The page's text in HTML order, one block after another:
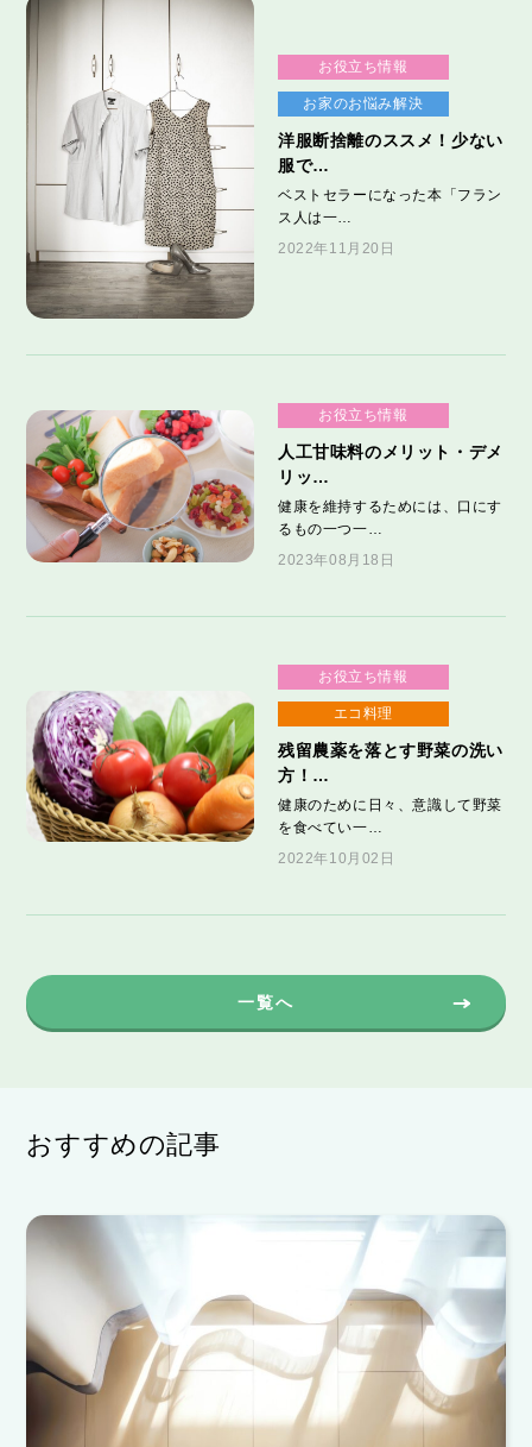
お役立ち情報
お家のお悩み解決
洋服断捨離のススメ！少ない
服で…
ベストセラーになった本「フラン
ス人は一…
2022年11月20日
お役立ち情報
人工甘味料のメリット・デメ
リッ…
健康を維持するためには、口にす
るもの一つ一…
2023年08月18日
お役立ち情報
エコ料理
残留農薬を落とす野菜の洗い
方！…
健康のために日々、意識して野菜
を食べてい一…
2022年10月02日
一覧へ
おすすめの記事